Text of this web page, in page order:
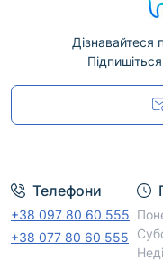
Дізнавайтеся
Телефони
+38 097 80 60 555
+38 077 80 60 555